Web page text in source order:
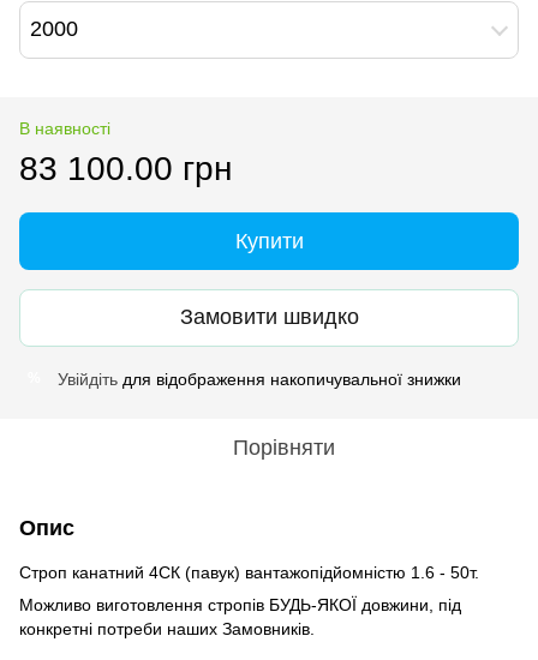
2000
В наявності
83 100.00 грн
Купити
Замовити швидко
Увійдіть для відображення накопичувальної знижки
Порівняти
Опис
Строп канатний 4СК (павук) вантажопідйомністю 1.6 - 50т.
Можливо виготовлення стропів БУДЬ-ЯКОЇ довжини, під
конкретні потреби наших Замовників.